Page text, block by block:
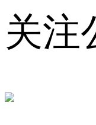
关注